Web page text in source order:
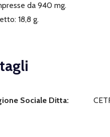
da 940 mg.
18,8 g.
Sociale Ditta: